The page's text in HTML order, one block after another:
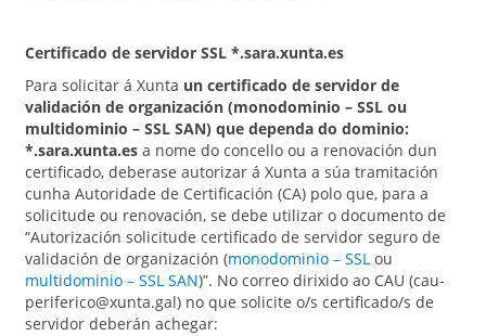
Certificado de servidor SSL *.sara.xunta.es
Para solicitar á Xunta un certificado de servidor de
validación de organización (monodominio – SSL ou
multidominio – SSL SAN) que dependa do dominio:
*.sara.xunta.esa nome do concello ou a renovación dun
certificado, deberase autorizar á Xunta a súa tramitación
cunha Autoridade de Certificación (CA) polo que, para a
solicitude ou renovación, se debe utilizar o documento de
“Autorización solicitude certificado de servidor seguro de
validación de organización (monodominio – SSL ou
multidominio – SSL SAN)”. No correo dirixido ao CAU (cau-
periferico@xunta.gal) no que solicite o/s certificado/s de
servidor deberán achegar: